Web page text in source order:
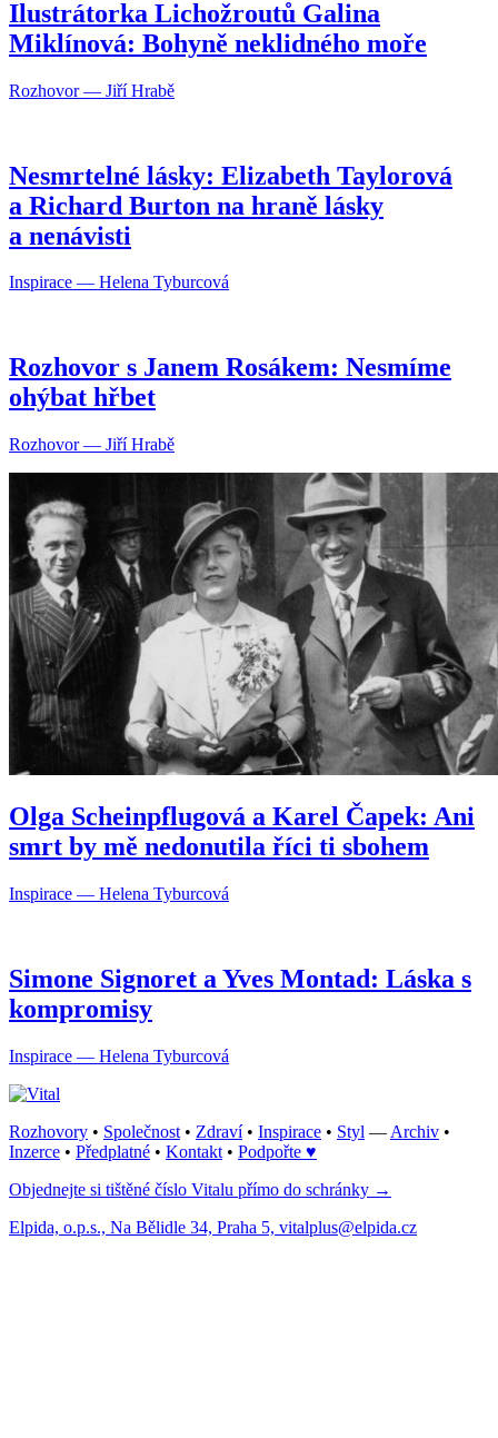
Ilustrátorka Lichožroutů Galina
Miklínová: Bohyně neklidného moře
Rozhovor — Jiří Hrabě
Nesmrtelné lásky: Elizabeth Taylorová
a Richard Burton na hraně lásky
a nenávisti
Inspirace — Helena Tyburcová
Rozhovor s Janem Rosákem: Nesmíme
ohýbat hřbet
Rozhovor — Jiří Hrabě
Olga Scheinpflugová a Karel Čapek: Ani
smrt by mě nedonutila říci ti sbohem
Inspirace — Helena Tyburcová
Simone Signoret a Yves Montad: Láska s
kompromisy
Inspirace — Helena Tyburcová
Rozhovory • Společnost • Zdraví• Inspirace • Styl — Archiv •
Inzerce • Předplatné • Kontakt • Podpořte ♥
Objednejte si tištěné číslo Vitalu přímo do schránky →
Elpida, o.p.s., Na Bělidle 34, Praha 5, vitalplus@elpida.cz